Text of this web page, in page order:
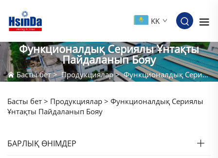
KK
Функционалдық Сериялы Ұнтақты
Пайдаланып Бояу
Басты бет>Продукциялар >Функционалдық Сериялы Ұнтақты Пайдаланып Бояу
Басты бет > Продукциялар > Функционалдық Сериялы
Ұнтақты Пайдаланып Бояу
БАРЛЫҚ ӨНІМДЕР